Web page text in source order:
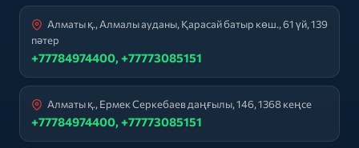
Алматы қ., Алмалы ауданы, Қарасай батыр көш., 61 үй, 139
пәтер
+77784974400, +77773085151
Алматы қ., Ермек Серкебаев даңғылы, 146, 1368 кеңсе
+77784974400, +77773085151